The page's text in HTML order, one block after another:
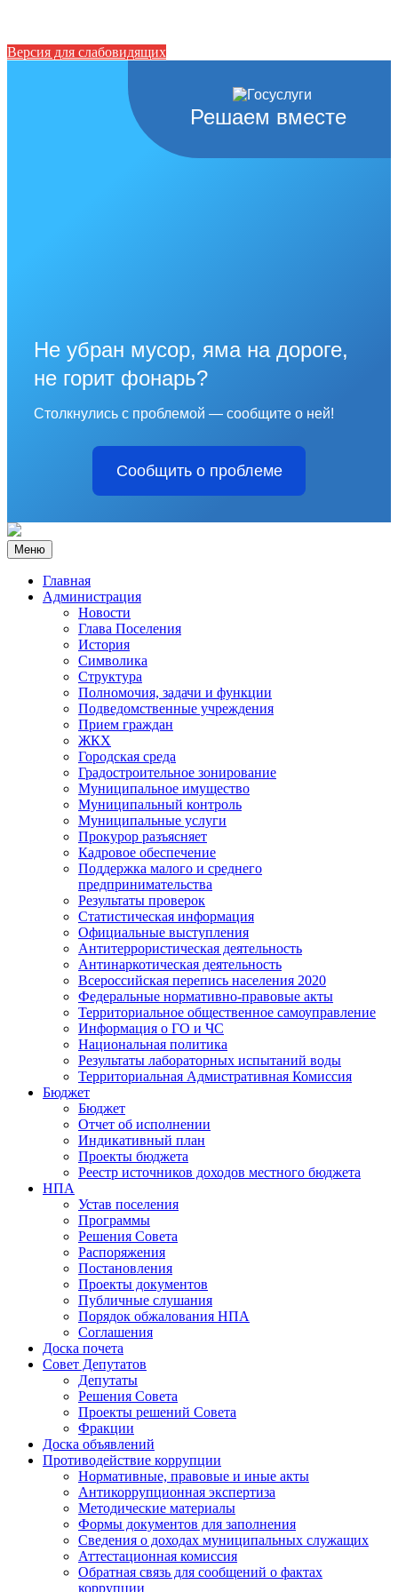
Версия для слабовидящих
Решаем вместе
Не убран мусор, яма на дороге,
не горит фонарь?
Столкнулись с проблемой — сообщите о ней!
Сообщить о проблеме
Меню
Главная
Администрация
Новости
Глава Поселения
История
Символика
Структура
Полномочия, задачи и функции
Подведомственные учреждения
Прием граждан
ЖКХ
Городская среда
Градостроительное зонирование
Муниципальное имущество
Муниципальный контроль
Муниципальные услуги
Прокурор разъясняет
Кадровое обеспечение
Поддержка малого и среднего
предпринимательства
Результаты проверок
Статистическая информация
Официальные выступления
Антитеррористическая деятельность
Антинаркотическая деятельность
Всероссийская перепись населения 2020
Федеральные нормативно-правовые акты
Территориальное общественное самоуправление
Информация о ГО и ЧС
Национальная политика
Результаты лабораторных испытаний воды
Территориальная Адмистративная Комиссия
Бюджет
Бюджет
Отчет об исполнении
Индикативный план
Проекты бюджета
Реестр источников доходов местного бюджета
НПА
Устав поселения
Программы
Решения Совета
Распоряжения
Постановления
Проекты документов
Публичные слушания
Порядок обжалования НПА
Соглашения
Доска почета
Совет Депутатов
Депутаты
Решения Совета
Проекты решений Совета
Фракции
Доска объявлений
Противодействие коррупции
Нормативные, правовые и иные акты
Антикоррупционная экспертиза
Методические материалы
Формы документов для заполнения
Сведения о доходах муниципальных служащих
Аттестационная комиссия
Обратная связь для сообщений о фактах
коррупции